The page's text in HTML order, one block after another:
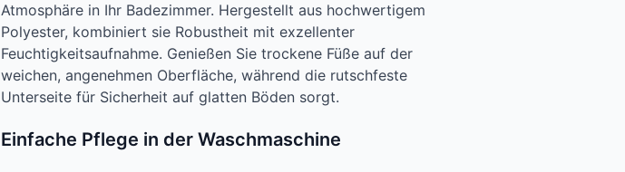
Atmosphäre in Ihr Badezimmer. Hergestellt aus hochwertigem
Polyester, kombiniert sie Robustheit mit exzellenter
Feuchtigkeitsaufnahme. Genießen Sie trockene Füße auf der
weichen, angenehmen Oberfläche, während die rutschfeste
Unterseite für Sicherheit auf glatten Böden sorgt.
Einfache Pflege in der Waschmaschine